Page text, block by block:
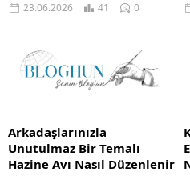
Öğreniminin Çeşitliliği Oyunları
23.06.2026 41 0
Arkadaşlarınızla
Unutulmaz Bir Temalı
Hazine Avı Nasıl Düzenlenir